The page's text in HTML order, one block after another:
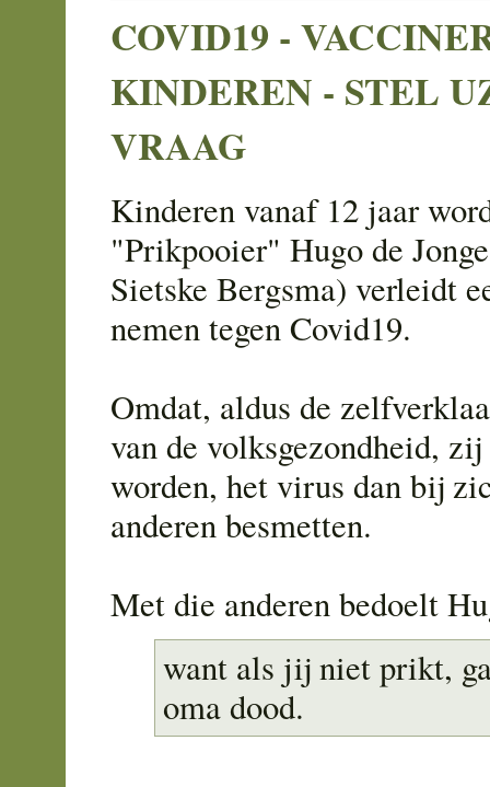
COVID19 -
KINDEREN - STEL
VRAAG
Kinderen vanaf 12 jaar
"Prikpooier" Hugo de
Sietske Bergsma) verleidt
nemen tegen Covid19.
Omdat, aldus de
van de volksgezondheid,
worden, het virus dan bij
anderen besmetten.
Met die anderen bedoelt
want als jij niet prikt,
oma dood.